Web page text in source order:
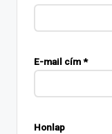
E-mail cím*
Honlap